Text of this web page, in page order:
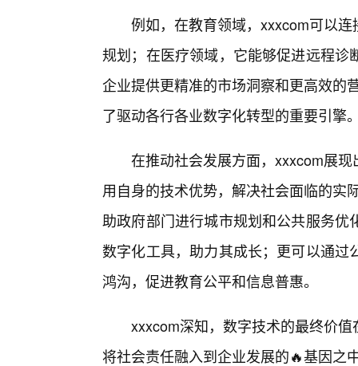
例如，在教育领域，xxxcom可以
规划；在医疗领域，它能够促进远程
企业提供更精准的市场洞察和更高效的
了驱动各行各业数字化转型的重要引擎
在推动社会发展方面，xxxcom展
用自身的技术优势，解决社会面临的实
助政府部门进行城市规划和公共服务
数字化工具，助力其成长；更可以通
鸿沟，促进教育公平和信息普惠。
xxxcom深知，数字技术的最终价
将社会责任融入到企业发展的🔥基因之